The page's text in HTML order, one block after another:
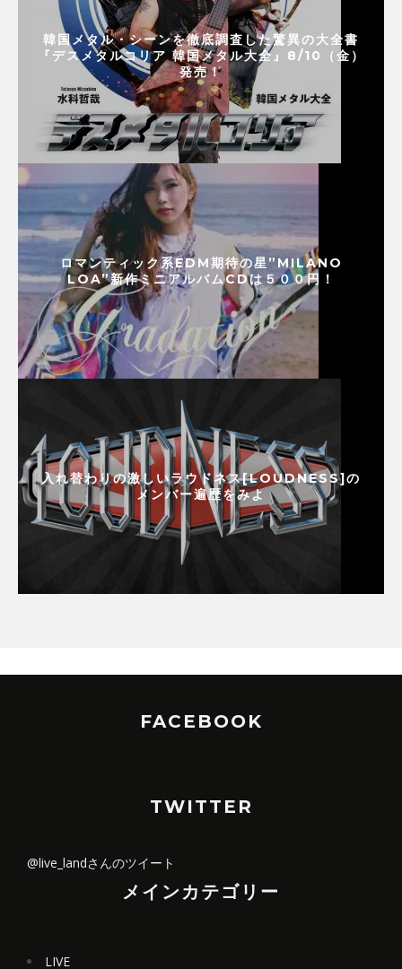
韓国メタル・シーンを徹底調査した驚異の大全書
『デスメタルコリア 韓国メタル大全』8/10（金）
発売！
ロマンティック系EDM期待の星”MILANO
LOA”新作ミニアルバムCDは５００円！
入れ替わりの激しいラウドネス[LOUDNESS]の
メンバー遍歴をみよ
FACEBOOK
TWITTER
@live_landさんのツイート
メインカテゴリー
LIVE